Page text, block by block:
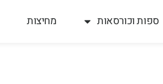
ספות וכורסאות מחיצות